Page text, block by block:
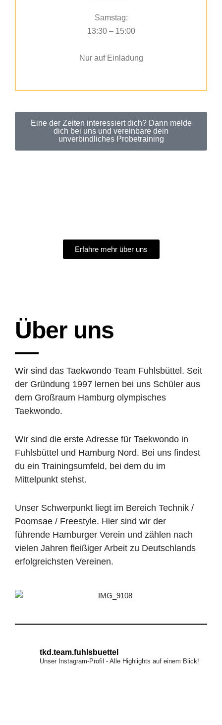
Samstag:
13:30 – 15:00
Nur auf Einladung
Eine der Zeiten interessiert dich? Dann melde
dich bei uns und vereinbare dein
unverbindliches Probetraining
Erfahre mehr über uns
Über uns
Wir sind das Taekwondo Team Fuhlsbüttel. Seit
der Gründung 1997 lernen bei uns Schüler aus
dem Großraum Hamburg olympisches
Taekwondo.
Wir sind die erste Adresse für Taekwondo in
Fuhlsbüttel und Hamburg Nord. Bei uns findest
du ein Trainingsumfeld, bei dem du im
Mittelpunkt stehst.
Unser Schwerpunkt liegt im Bereich Technik /
Poomsae / Freestyle. Hier sind wir der
führende Hamburger Verein und zählen nach
vielen Jahren fleißiger Arbeit zu Deutschlands
erfolgreichsten Vereinen.
tkd.team.fuhlsbuettel
Unser Instagram-Profil - Alle Highlights auf einem Blick!